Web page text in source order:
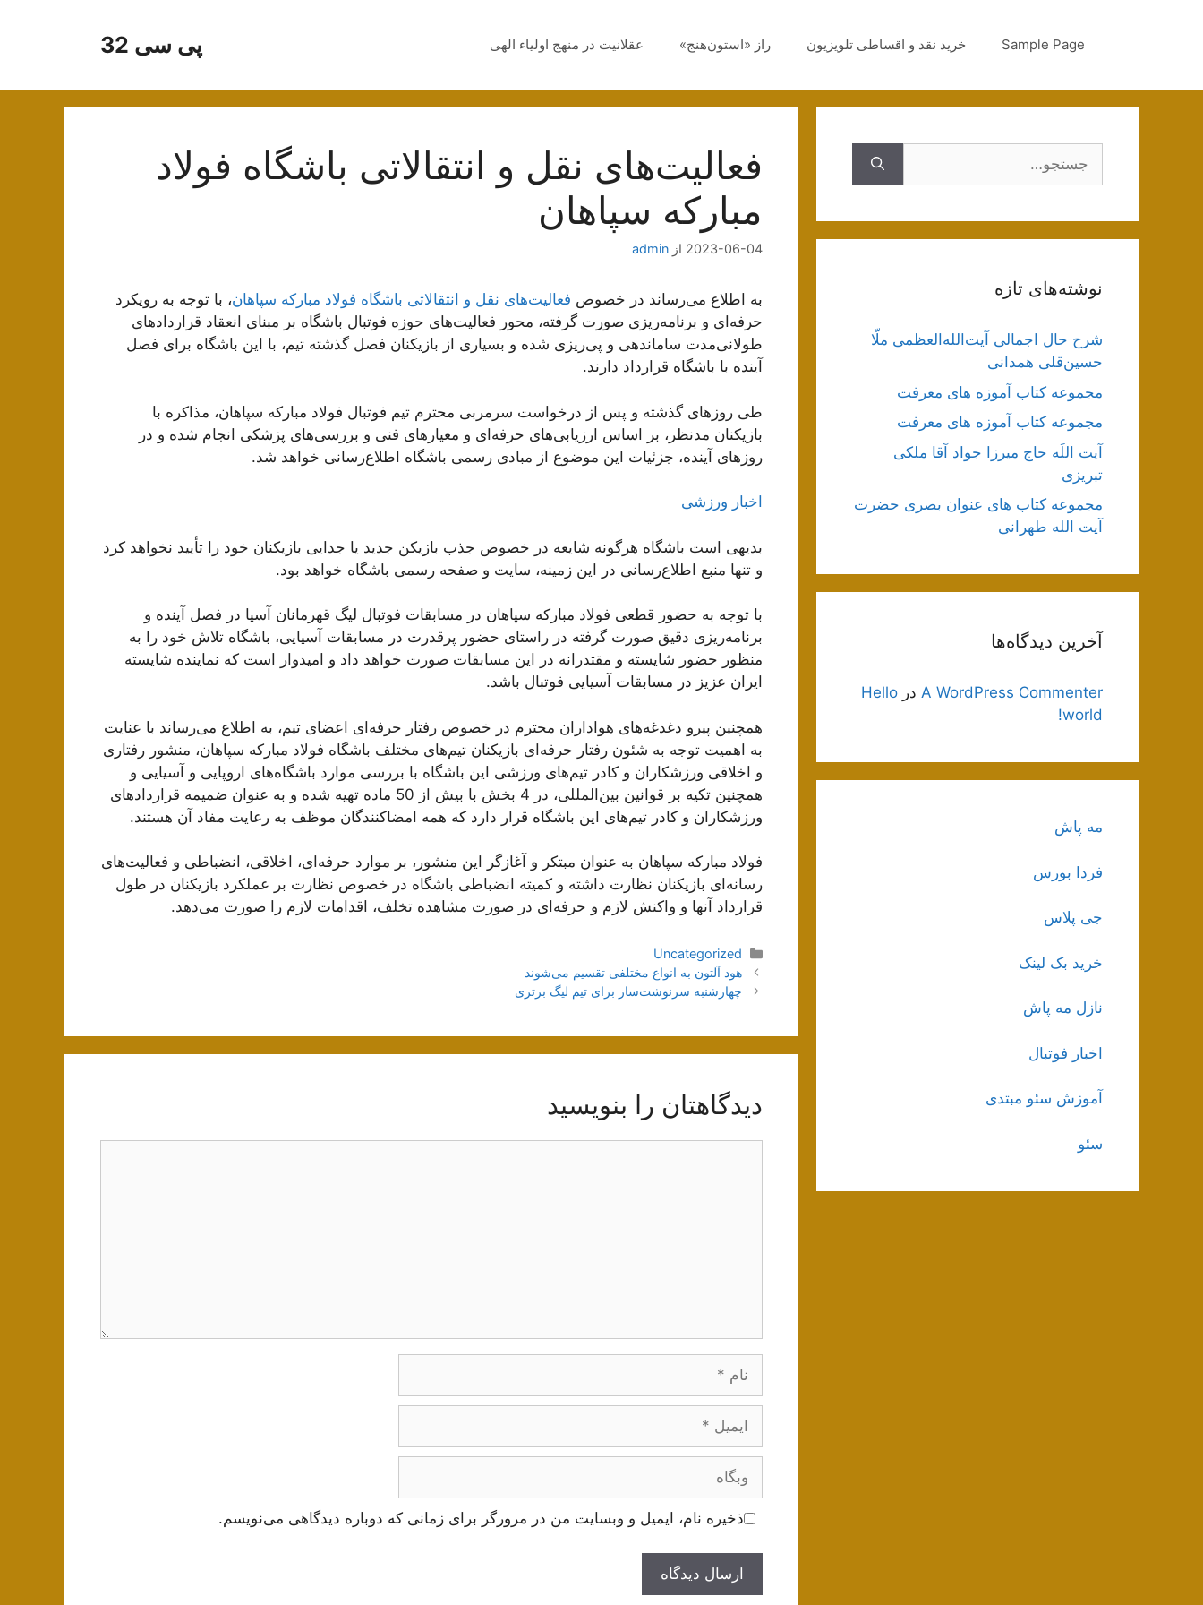
پی سی 32 Sample Page خرید نقد و اقساطی تلویزیون راز «استون‌هنج» عقلانیت در منهج اولیاء الهی
فعالیت‌های نقل و انتقالاتی باشگاه فولاد
مبارکه سپاهان
2023-06-04 از admin
به اطلاع می‌رساند در خصوص فعالیت‌های نقل و انتقالاتی باشگاه فولاد مبارکه سپاهان، با توجه به رویکرد
حرفه‌ای و برنامه‌ریزی صورت گرفته، محور فعالیت‌های حوزه فوتبال باشگاه بر مبنای انعقاد قراردادهای
طولانی‌مدت ساماندهی و پی‌ریزی شده و بسیاری از بازیکنان فصل گذشته تیم، با این باشگاه برای فصل
آینده با باشگاه قرارداد دارند.
طی روزهای گذشته و پس از درخواست سرمربی محترم تیم فوتبال فولاد مبارکه سپاهان، مذاکره با
بازیکنان مدنظر، بر اساس ارزیابی‌های حرفه‌ای و معیارهای فنی و بررسی‌های پزشکی انجام شده و در
روزهای آینده، جزئیات این موضوع از مبادی رسمی باشگاه اطلاع‌رسانی خواهد شد.
اخبار ورزشی
بدیهی است باشگاه هرگونه شایعه در خصوص جذب بازیکن جدید یا جدایی بازیکنان خود را تأیید نخواهد کرد
و تنها منبع اطلاع‌رسانی در این زمینه، سایت و صفحه رسمی باشگاه خواهد بود.
با توجه به حضور قطعی فولاد مبارکه سپاهان در مسابقات فوتبال لیگ قهرمانان آسیا در فصل آینده و
برنامه‌ریزی دقیق صورت گرفته در راستای حضور پرقدرت در مسابقات آسیایی، باشگاه تلاش خود را به
منظور حضور شایسته و مقتدرانه در این مسابقات صورت خواهد داد و امیدوار است که نماینده شایسته
ایران عزیز در مسابقات آسیایی فوتبال باشد.
همچنین پیرو دغدغه‌های هواداران محترم در خصوص رفتار حرفه‌ای اعضای تیم، به اطلاع می‌رساند با عنایت
به اهمیت توجه به شئون رفتار حرفه‌ای بازیکنان تیم‌های مختلف باشگاه فولاد مبارکه سپاهان، منشور رفتاری
و اخلاقی ورزشکاران و کادر تیم‌های ورزشی این باشگاه با بررسی موارد باشگاه‌های اروپایی و آسیایی و
همچنین تکیه بر قوانین بین‌المللی، در 4 بخش با بیش از 50 ماده تهیه شده و به عنوان ضمیمه قراردادهای
ورزشکاران و کادر تیم‌های این باشگاه قرار دارد که همه امضاکنندگان موظف به رعایت مفاد آن هستند.
فولاد مبارکه سپاهان به عنوان مبتکر و آغازگر این منشور، بر موارد حرفه‌ای، اخلاقی، انضباطی و فعالیت‌های
رسانه‌ای بازیکنان نظارت داشته و کمیته انضباطی باشگاه در خصوص نظارت بر عملکرد بازیکنان در طول
قرارداد آنها و واکنش لازم و حرفه‌ای در صورت مشاهده تخلف، اقدامات لازم را صورت می‌دهد.
دسته‌ها
Uncategorized
ناوبری
نوشته‌ها
هود آلتون به انواع مختلفی تقسیم می‌شوند
چهارشنبه سرنوشت‌ساز برای تیم لیگ برتری
دیدگاهتان را بنویسید
ایمیل
وبگاه
ذخیره نام، ایمیل و وبسایت من در مرورگر برای زمانی که دوباره دیدگاهی می‌نویسم.
نوشته‌های تازه
شرح حال اجمالی آیت‌الله‌العظمی ملّا
حسین‌قلی همدانی
مجموعه کتاب آموزه های معرفت
مجموعه کتاب آموزه های معرفت
آیت اللَه حاج میرزا جواد آقا ملکی
تبریزی
مجموعه کتاب های عنوان بصری حضرت
آیت الله طهرانی
آخرین دیدگاه‌ها
A WordPress Commenter در Hello
world!
مه پاش
فردا بورس
جی پلاس
خرید بک لینک
نازل مه پاش
اخبار فوتبال
آموزش سئو مبتدی
سئو